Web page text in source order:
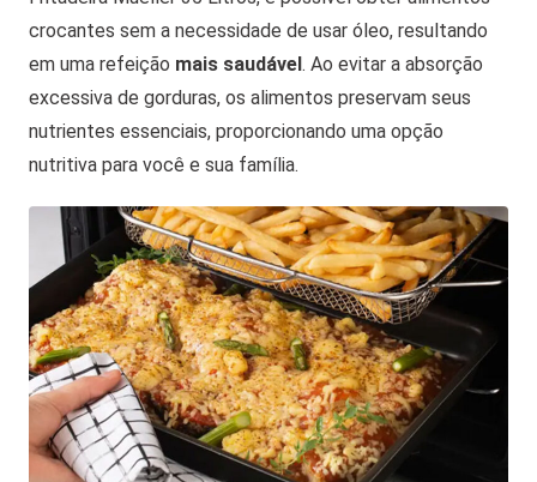
crocantes sem a necessidade de usar óleo, resultando
em uma refeição mais saudável . Ao evitar a absorção
excessiva de gorduras, os alimentos preservam seus
nutrientes essenciais, proporcionando uma opção
nutritiva para você e sua família.